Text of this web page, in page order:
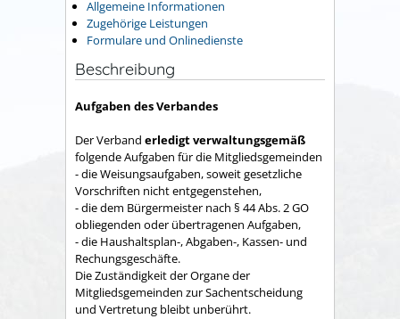
Allgemeine Informationen
Zugehörige Leistungen
Formulare und Onlinedienste
Beschreibung
Aufgaben des Verbandes
Der Verband erledigt verwaltungsgemäß
folgende Aufgaben für die Mitgliedsgemeinden
- die Weisungsaufgaben, soweit gesetzliche
Vorschriften nicht entgegenstehen,
- die dem Bürgermeister nach § 44 Abs. 2 GO
obliegenden oder übertragenen Aufgaben,
- die Haushaltsplan-, Abgaben-, Kassen- und
Rechungs­geschäfte.
Die Zuständigkeit der Organe der
Mitgliedsgemeinden zur Sachent­scheidung
und Vertretung bleibt unberührt.